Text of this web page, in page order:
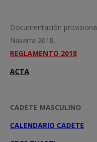
Documentación
Navarra 2018.
REGLAMENTO 2018
ACTA
CADETE MASCULINO
CALENDARIO CADETE